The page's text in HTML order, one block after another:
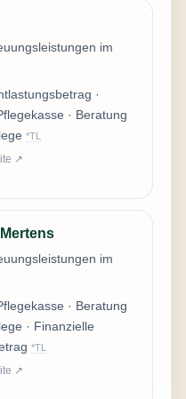
im
·
· Beratung
*TL
↗
im
· Beratung
· Finanzielle
*TL
↗